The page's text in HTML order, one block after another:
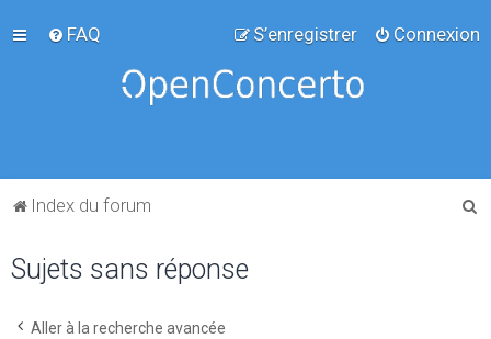
FAQ Connexion
S’enregistrer
Index du forum
Sujets sans réponse
Aller à la recherche avancée